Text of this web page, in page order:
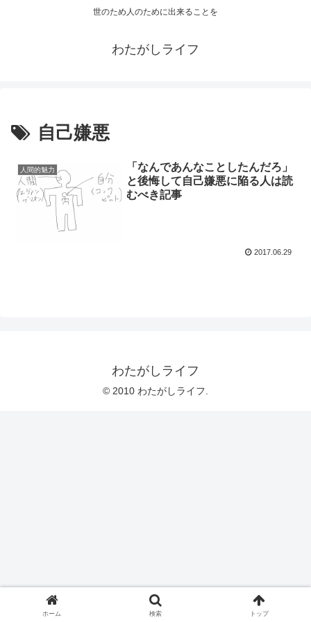
世のため人のために出来ることを
わたがしライフ
自己嫌悪
人間的魅力
「なんであんなことしたんだろ」
と後悔して自己嫌悪に陥る人は読
むべき記事
2017.06.29
わたがしライフ
© 2010 わたがしライフ.
ホーム 検索 トップ